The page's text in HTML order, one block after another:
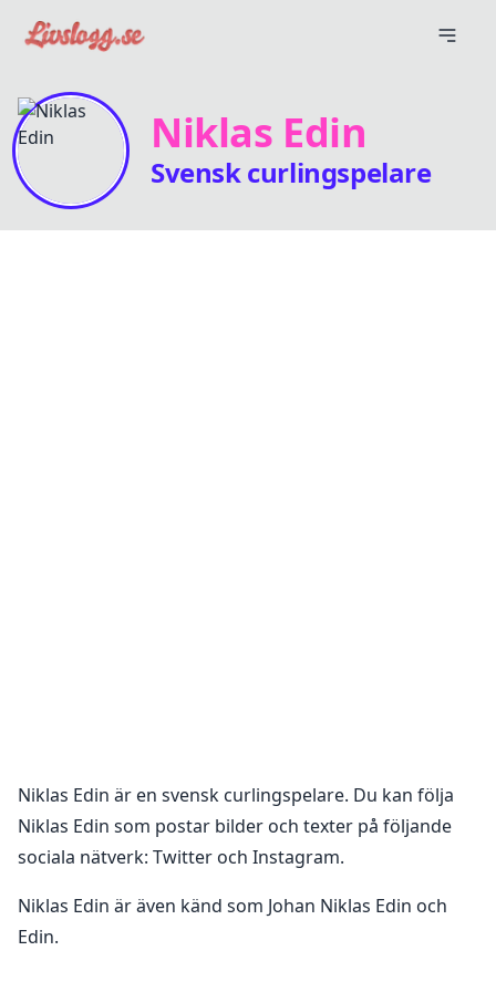
Niklas Edin
Svensk curlingspelare
Niklas Edin är en svensk curlingspelare. Du kan följa
Niklas Edin som postar bilder och texter på följande
sociala nätverk: Twitter och Instagram.
Niklas Edin är även känd som Johan Niklas Edin och
Edin.